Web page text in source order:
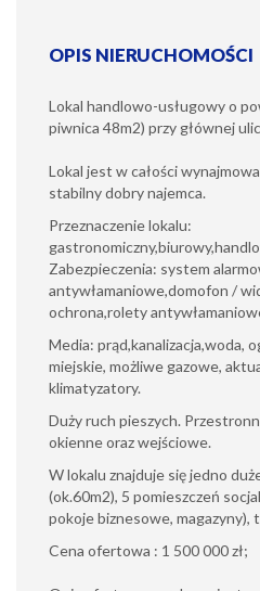
OPIS NIERUCHOMOŚCI
Lokal handlowo-usługowy o
piwnica 48m2) przy głównej
Lokal jest w całości
stabilny dobry najemca.
Przeznaczenie lokalu:
Zabezpieczenia: system
antywłamaniowe,domofon /
ochrona,rolety
Media: prąd,kanalizacja,woda,
miejskie, możliwe gazowe,
klimatyzatory.
Duży ruch pieszych.
okienne oraz wejściowe.
W lokalu znajduje się jedno
(ok.60m2), 5 pomieszczeń
pokoje biznesowe, magazyny),
Cena ofertowa : 1 500 000 zł;